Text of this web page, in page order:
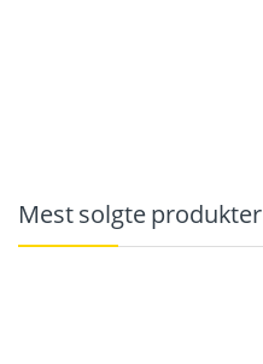
Mest solgte produkter